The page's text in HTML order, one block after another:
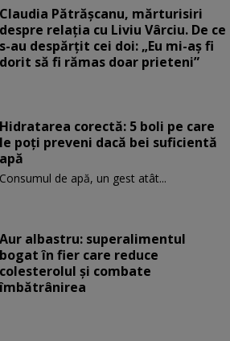
Claudia Pătrășcanu, mărturisiri
despre relația cu Liviu Vârciu. De ce
s-au despărțit cei doi: „Eu mi-aș fi
dorit să fi rămas doar prieteni”
Hidratarea corectă: 5 boli pe care
le poți preveni dacă bei suficientă
apă
Consumul de apă, un gest atât...
Aur albastru: superalimentul
bogat în fier care reduce
colesterolul și combate